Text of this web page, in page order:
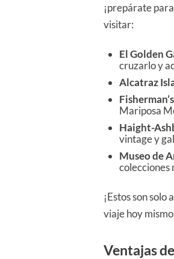
¡prepárate
visitar:
El Golden
cruzarlo y
Alcatraz
Mariposa
Haight-
vintage y
Museo de
colecciones
¡Estos son
viaje hoy
Ventajas